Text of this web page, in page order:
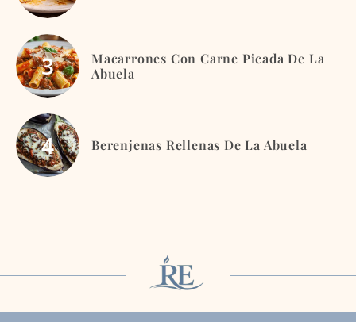
Macarrones Con Carne Picada De La
Abuela
Berenjenas Rellenas De La Abuela